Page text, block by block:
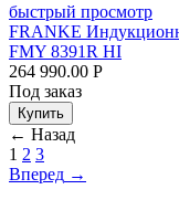
быстрый просмотр
FRANKE
FMY 8391R HI
264 990.00 Р
Под заказ
Купить
← Назад
1 2 3
Вперед →